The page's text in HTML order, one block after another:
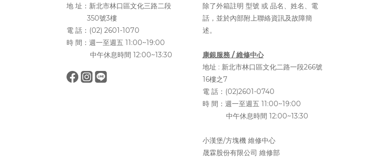
地 址：新北市林口區文化三路二段
350號3樓
電 話：(02) 2601-1070
時 間：週一至週五 11:00~19:00
中午休息時間 12:00~13:30
除了外箱註明 型號 或 品名、姓名、電
話，並於內部附上聯絡資訊及故障簡
述。
康銀服務 / 維修中心
地址 : 新北市林口區文化二路一段266號
16樓之7
電 話：(02)2601-0740
時 間：週一至週五 11:00~19:00
中午休息時間 12:00~13:30
小漢堡/方塊機 維修中心
晟霖股份有限公司 維修部